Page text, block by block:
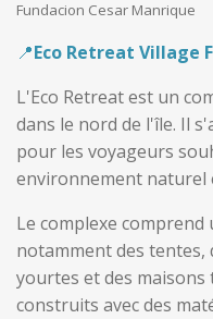
Fundacion Cesar Manrique
📍Eco Retreat Village
L'Eco Retreat est un
dans le nord de l'île. Il
pour les voyageurs
environnement naturel
Le complexe
notamment des tentes,
yourtes et des
construits avec des